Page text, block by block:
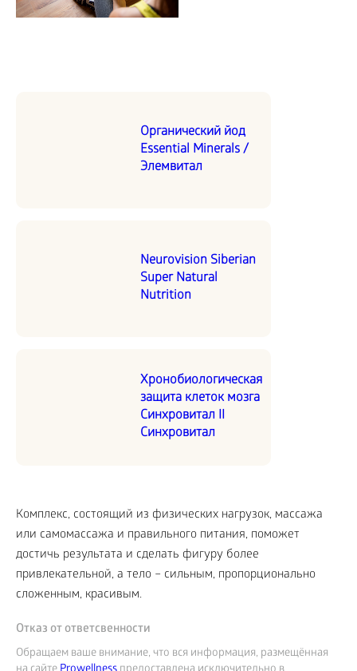
Органический йод
Essential Minerals /
Элемвитал
Neurovision Siberian
Super Natural
Nutrition
Хронобиологическая
защита клеток мозга
Синхровитал II
Синхровитал
Комплекс, состоящий из физических нагрузок, массажа
или самомассажа и правильного питания, поможет
достичь результата и сделать фигуру более
привлекательной, а тело – сильным, пропорционально
сложенным, красивым.
Отказ от ответсвенности
Обращаем ваше внимание, что вся информация, размещённая